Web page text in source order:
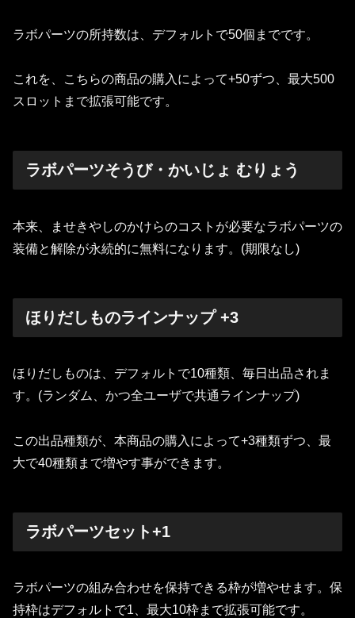
ラボパーツの所持数は、デフォルトで50個までです。
これを、こちらの商品の購入によって+50ずつ、最大500
スロットまで拡張可能です。
ラボパーツそうび・かいじょ むりょう
本来、ませきやしのかけらのコストが必要なラボパーツの
装備と解除が永続的に無料になります。(期限なし)
ほりだしものラインナップ +3
ほりだしものは、デフォルトで10種類、毎日出品されま
す。(ランダム、かつ全ユーザで共通ラインナップ)
この出品種類が、本商品の購入によって+3種類ずつ、最
大で40種類まで増やす事ができます。
ラボパーツセット+1
ラボパーツの組み合わせを保持できる枠が増やせます。保
持枠はデフォルトで1、最大10枠まで拡張可能です。